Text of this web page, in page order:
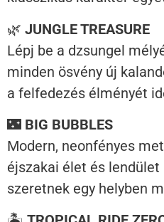
🌿 JUNGLE TREASURE
Lépj be a dzsungel
minden ösvény új
a felfedezés élményét
🌃 BIG BUBBLES
Modern, neonfényes
éjszakai élet és lendület
szeretnek egy helyben